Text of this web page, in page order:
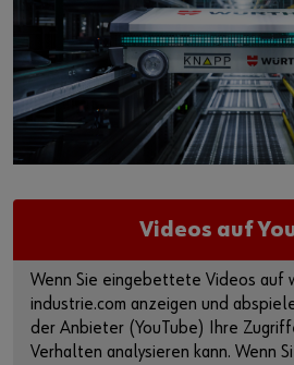
Videos auf
Wenn Sie eingebettete Videos auf
industrie.com anzeigen und
der Anbieter (YouTube) Ihre
Verhalten analysieren kann. Wenn